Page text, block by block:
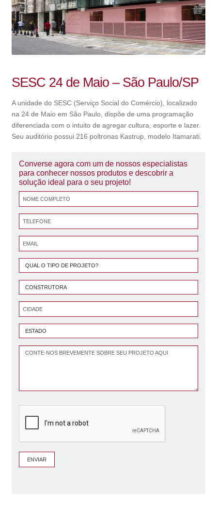
SESC 24 de Maio – São Paulo/SP
A unidade do SESC (Serviço Social do Comércio), localizado
na 24 de Maio em São Paulo, dispõe de uma programação
diferenciada com o intuito de agregar cultura, esporte e lazer.
Seu auditório possui 216 poltronas Kastrup, modelo Itamarati.
Converse agora com um de nossos especialistas
para conhecer nossos produtos e descobrir a
solução ideal para o seu projeto!